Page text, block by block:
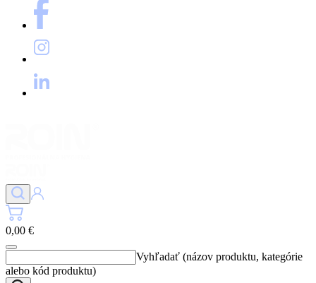
0,00 €
Vyhľadať (názov produktu, kategórie
alebo kód produktu)